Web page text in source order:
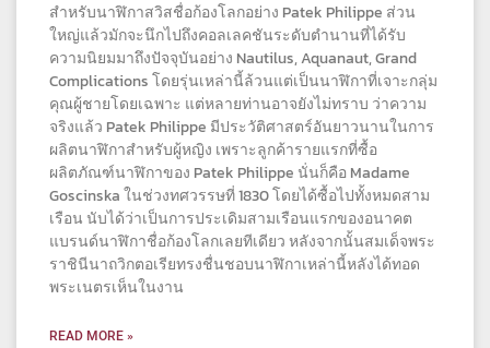
สำหรับนาฬิกาสวิสชื่อก้องโลกอย่าง Patek Philippe ส่วน
ใหญ่แล้วมักจะนึกไปถึงคอลเลคชันระดับตำนานที่ได้รับ
ความนิยมมาถึงปัจจุบันอย่าง Nautilus, Aquanaut, Grand
Complications โดยรุ่นเหล่านี้ล้วนแต่เป็นนาฬิกาที่เจาะกลุ่ม
คุณผู้ชายโดยเฉพาะ แต่หลายท่านอาจยังไม่ทราบ ว่าความ
จริงแล้ว Patek Philippe มีประวัติศาสตร์อันยาวนานในการ
ผลิตนาฬิกาสำหรับผู้หญิง เพราะลูกค้ารายแรกที่ซื้อ
ผลิตภัณฑ์นาฬิกาของ Patek Philippe นั่นก็คือ Madame
Goscinska ในช่วงทศวรรษที่ 1830 โดยได้ซื้อไปทั้งหมดสาม
เรือน นับได้ว่าเป็นการประเดิมสามเรือนแรกของอนาคต
แบรนด์นาฬิกาชื่อก้องโลกเลยทีเดียว หลังจากนั้นสมเด็จพระ
ราชินีนาถวิกตอเรียทรงชื่นชอบนาฬิกาเหล่านี้หลังได้ทอด
พระเนตรเห็นในงาน
READ MORE »